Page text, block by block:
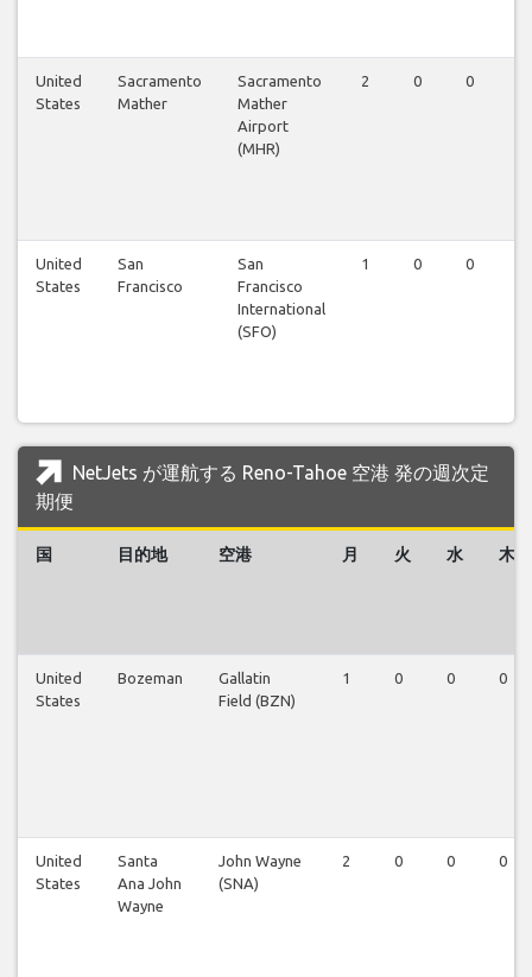
United
States
Sacramento
Mather
Sacramento
Mather
Airport
(MHR)
2 0 0
United
States
San
Francisco
San
Francisco
International
(SFO)
1 0 0
NetJets が運航する Reno-Tahoe 空港 発の週次定
期便
国 目的地 空港 月 火 水 木
United
States
Bozeman
Gallatin
Field (BZN)
1 0 0 0
United
States
Santa
Ana John
Wayne
John Wayne
(SNA)
2 0 0 0